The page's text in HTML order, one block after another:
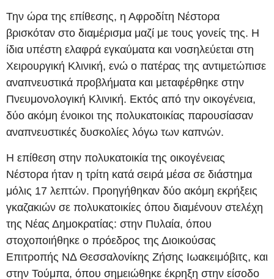
Την ώρα της επίθεσης, η Αφροδίτη Νέστορα
βρισκόταν στο διαμέρισμα μαζί με τους γονείς της. Η
ίδια υπέστη ελαφρά εγκαύματα και νοσηλεύεται στη
Χειρουργική Κλινική, ενώ ο πατέρας της αντιμετώπισε
αναπνευστικά προβλήματα και μεταφέρθηκε στην
Πνευμονολογική Κλινική. Εκτός από την οικογένεια,
δύο ακόμη ένοικοι της πολυκατοικίας παρουσίασαν
αναπνευστικές δυσκολίες λόγω των καπνών.
Η επίθεση στην πολυκατοικία της οικογένειας
Νέστορα ήταν η τρίτη κατά σειρά μέσα σε διάστημα
μόλις 17 λεπτών. Προηγήθηκαν δύο ακόμη εκρήξεις
γκαζακιών σε πολυκατοικίες όπου διαμένουν στελέχη
της Νέας Δημοκρατίας: στην Πυλαία, όπου
στοχοποιήθηκε ο πρόεδρος της Διοικούσας
Επιτροπής ΝΔ Θεσσαλονίκης Ζήσης Ιωακειμόβιτς, και
στην Τούμπα, όπου σημειώθηκε έκρηξη στην είσοδο